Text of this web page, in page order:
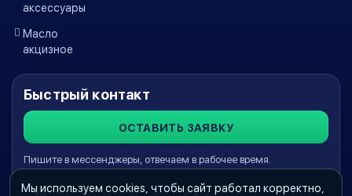
аксессуары
Масло
акцизное
Быстрый контакт
ОСТАВИТЬ ЗАЯВКУ
Пишите в мессенджеры, отвечаем в рабочее время.
Мы используем cookies, чтобы сайт работал корректно,